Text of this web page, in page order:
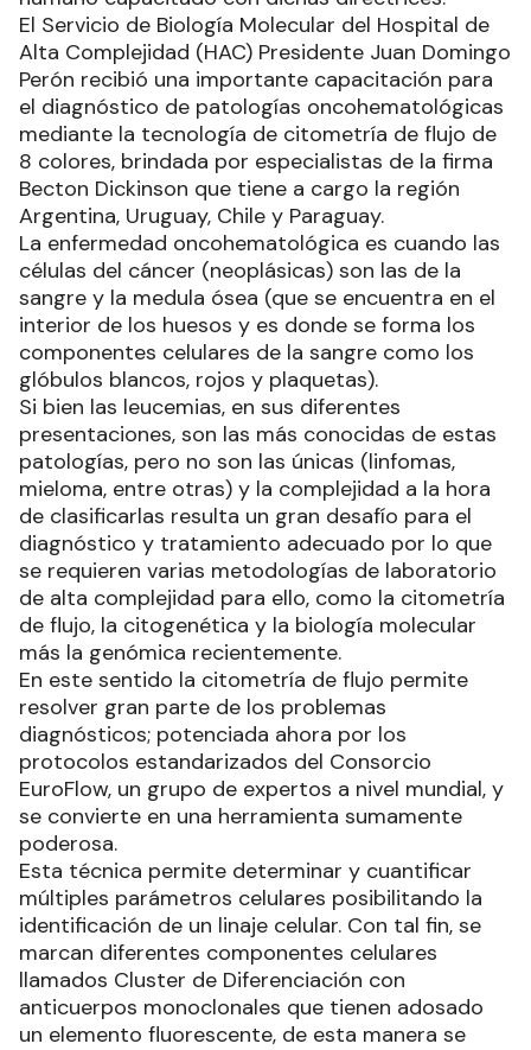
El Servicio de Biología Molecular del Hospital de
Alta Complejidad (HAC) Presidente Juan Domingo
Perón recibió una importante capacitación para
el diagnóstico de patologías oncohematológicas
mediante la tecnología de citometría de flujo de
8 colores, brindada por especialistas de la firma
Becton Dickinson que tiene a cargo la región
Argentina, Uruguay, Chile y Paraguay.
La enfermedad oncohematológica es cuando las
células del cáncer (neoplásicas) son las de la
sangre y la medula ósea (que se encuentra en el
interior de los huesos y es donde se forma los
componentes celulares de la sangre como los
glóbulos blancos, rojos y plaquetas).
Si bien las leucemias, en sus diferentes
presentaciones, son las más conocidas de estas
patologías, pero no son las únicas (linfomas,
mieloma, entre otras) y la complejidad a la hora
de clasificarlas resulta un gran desafío para el
diagnóstico y tratamiento adecuado por lo que
se requieren varias metodologías de laboratorio
de alta complejidad para ello, como la citometría
de flujo, la citogenética y la biología molecular
más la genómica recientemente.
En este sentido la citometría de flujo permite
resolver gran parte de los problemas
diagnósticos; potenciada ahora por los
protocolos estandarizados del Consorcio
EuroFlow, un grupo de expertos a nivel mundial, y
se convierte en una herramienta sumamente
poderosa.
Esta técnica permite determinar y cuantificar
múltiples parámetros celulares posibilitando la
identificación de un linaje celular. Con tal fin, se
marcan diferentes componentes celulares
llamados Cluster de Diferenciación con
anticuerpos monoclonales que tienen adosado
un elemento fluorescente, de esta manera se